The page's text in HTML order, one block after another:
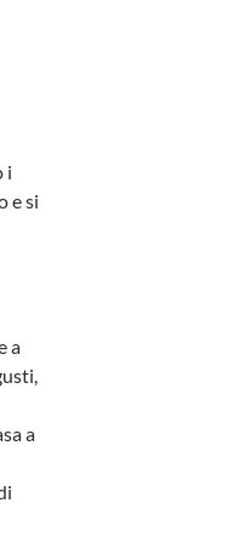
i
e si
a
a